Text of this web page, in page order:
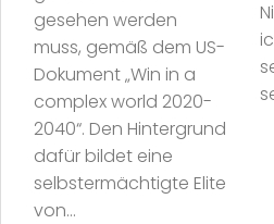
gesehen werden
muss, gemäß dem US-
Dokument „Win in a
complex world 2020-
2040“. Den Hintergrund
dafür bildet eine
selbstermächtigte Elite
von...